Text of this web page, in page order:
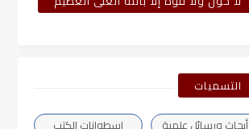
التسميات
أبحاث ورسائل علمية
اسطوانات الكتب